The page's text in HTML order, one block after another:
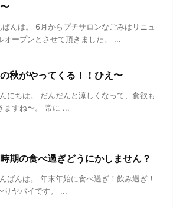
ばんは。 6月からプチサロンなごみはリニュ
オープンとさせて頂きました。 ...
秋がやってくる！！ひえ〜
にちは。 だんだんと涼しくなって、食欲も
ますね〜。 常に ...
期の食べ過ぎどうにかしません？
ばんは。 年末年始に食べ過ぎ！飲み過ぎ！
りヤバイです。 ...